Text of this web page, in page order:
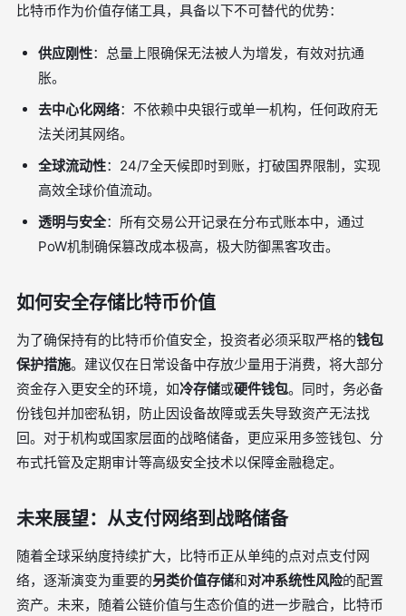
比特币作为价值存储工具，具备以下不可替代的优势：
供应刚性：总量上限确保无法被人为增发，有效对抗通
胀。
去中心化网络：不依赖中央银行或单一机构，任何政府无
法关闭其网络。
全球流动性：24/7全天候即时到账，打破国界限制，实现
高效全球价值流动。
透明与安全：所有交易公开记录在分布式账本中，通过
PoW机制确保篡改成本极高，极大防御黑客攻击。
如何安全存储比特币价值
为了确保持有的比特币价值安全，投资者必须采取严格的钱包
保护措施。建议仅在日常设备中存放少量用于消费，将大部分
资金存入更安全的环境，如冷存储或硬件钱包。同时，务必备
份钱包并加密私钥，防止因设备故障或丢失导致资产无法找
回。对于机构或国家层面的战略储备，更应采用多签钱包、分
布式托管及定期审计等高级安全技术以保障金融稳定。
未来展望：从支付网络到战略储备
随着全球采纳度持续扩大，比特币正从单纯的点对点支付网
络，逐渐演变为重要的另类价值存储和对冲系统性风险的配置
资产。未来，随着公链价值与生态价值的进一步融合，比特币